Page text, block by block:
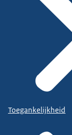
Toegankelijkheid